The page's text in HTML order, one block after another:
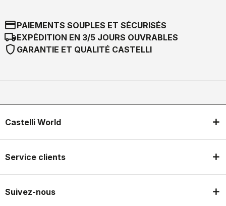
credit_cardPAIEMENTS SOUPLES ET SÉCURISÉS
local_shippingEXPÉDITION EN 3/5 JOURS OUVRABLES
shield GARANTIE ET QUALITÉ CASTELLI
Castelli World
Service clients
Suivez-nous